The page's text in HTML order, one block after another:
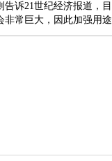
告诉21世纪经济报道，
常巨大，因此加强用